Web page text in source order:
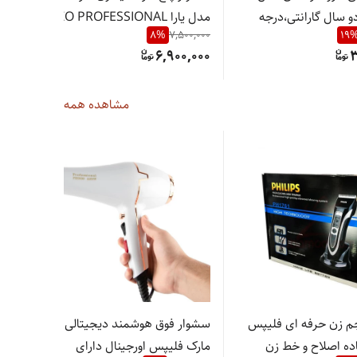
سال گارانتی،درجه
19
مدل یارا ENZO PROFESSIONAL
7,500,000
8%
6,900,000
مشاهده همه
زن حرفه ای فلیپس
اصلاح و خط زن
سشوار فوق هوشمند دیجیتالی
مارک فلیپس اورجینال دارای